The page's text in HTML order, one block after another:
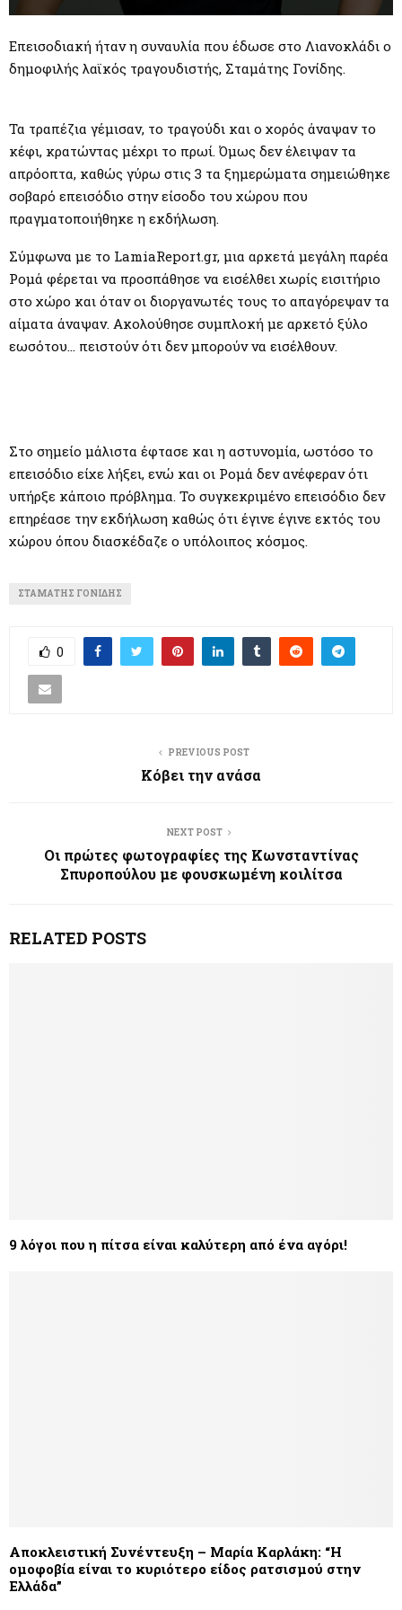
E
U
Επεισοδιακή ήταν η συναυλία που έδωσε στο Λιανοκλάδι ο
δημοφιλής λαϊκός τραγουδιστής, Σταμάτης Γονίδης.
Τα τραπέζια γέμισαν, το τραγούδι και ο χορός άναψαν το
κέφι, κρατώντας μέχρι το πρωί. Όμως δεν έλειψαν τα
απρόοπτα, καθώς γύρω στις 3 τα ξημερώματα σημειώθηκε
σοβαρό επεισόδιο στην είσοδο του χώρου που
πραγματοποιήθηκε η εκδήλωση.
Σύμφωνα με το LamiaReport.gr, μια αρκετά μεγάλη παρέα
Ρομά φέρεται να προσπάθησε να εισέλθει χωρίς εισιτήριο
στο χώρο και όταν οι διοργανωτές τους το απαγόρεψαν τα
αίματα άναψαν. Ακολούθησε συμπλοκή με αρκετό ξύλο
εωσότου… πειστούν ότι δεν μπορούν να εισέλθουν.
Στο σημείο μάλιστα έφτασε και η αστυνομία, ωστόσο το
επεισόδιο είχε λήξει, ενώ και οι Ρομά δεν ανέφεραν ότι
υπήρξε κάποιο πρόβλημα. Το συγκεκριμένο επεισόδιο δεν
επηρέασε την εκδήλωση καθώς ότι έγινε έγινε εκτός του
χώρου όπου διασκέδαζε ο υπόλοιπος κόσμος.
ΣΤΑΜΆΤΗΣ ΓΟΝΊΔΗΣ
0
PREVIOUS POST
Κόβει την ανάσα
NEXT POST
Οι πρώτες φωτογραφίες της Κωνσταντίνας
Σπυροπούλου με φουσκωμένη κοιλίτσα
RELATED POSTS
9 λόγοι που η πίτσα είναι καλύτερη από ένα αγόρι!
Αποκλειστική Συνέντευξη – Μαρία Καρλάκη: “Η
ομοφοβία είναι το κυριότερο είδος ρατσισμού στην
Ελλάδα”